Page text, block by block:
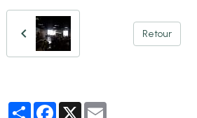
Retour
PartagerFacebook
X